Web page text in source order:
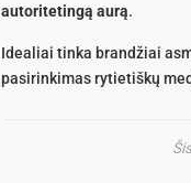
autoritetingą aurą.
Idealiai tinka brandžiai
pasirinkimas rytietiškų